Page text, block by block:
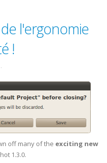
l'ergonomie
!
.
off many of the exciting new
1.3.0.